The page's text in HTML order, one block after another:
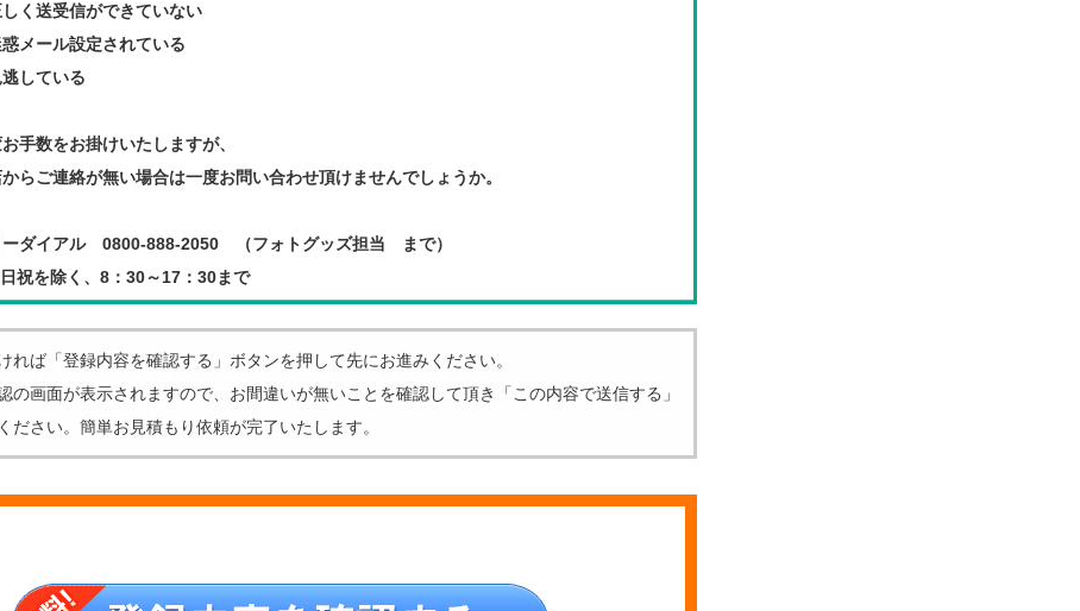
しく送受信ができていない
惑メール設定されている
逃している
手数をお掛けいたしますが、
らご連絡が無い場合は一度お問い合わせ頂けませんでしょうか。
ーダイアル 0800-888-2050 （フォトグッズ担当 まで）
祝を除く、8：30～17：30まで
れば「登録内容を確認する」ボタンを押して先にお進みください。
の画面が表示されますので、お間違いが無いことを確認して頂き「この内容で送信する」
ださい。簡単お見積もり依頼が完了いたします。